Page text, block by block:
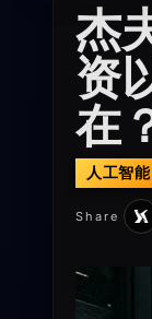
杰
资
在
人工智能
Share